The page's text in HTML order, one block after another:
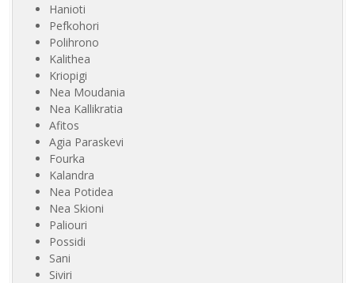
Hanioti
Pefkohori
Polihrono
Kalithea
Kriopigi
Nea Moudania
Nea Kallikratia
Afitos
Agia Paraskevi
Fourka
Kalandra
Nea Potidea
Nea Skioni
Paliouri
Possidi
Sani
Siviri